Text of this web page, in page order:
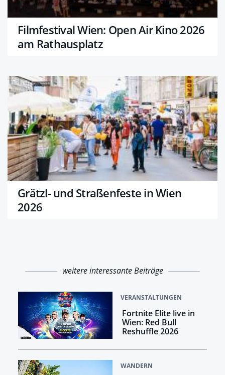
Filmfestival Wien: Open Air Kino 2026
am Rathausplatz
Grätzl- und Straßenfeste in Wien
2026
weitere interessante Beiträge
VERANSTALTUNGEN
Fortnite Elite live in
Wien: Red Bull
Reshuffle 2026
WANDERN